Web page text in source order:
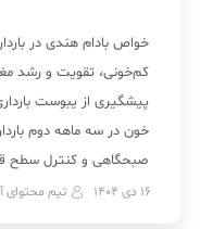
خواص بادام هندی در
کم‌خونی، تقویت و رشد مغز
پیشگیری از یبوست
خون در سه ماهه دوم
صبحگاهی و کنترل سطح
16 دی 1404 تیم محتوای